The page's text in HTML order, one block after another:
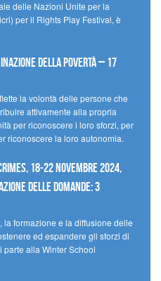
delle Nazioni Unite per la
per il Rights Play Festival, è
della povertà – 17
la volontà delle persone che
attivamente alla propria
per riconoscere i loro sforzi, per
riconoscere la loro autonomia.
18-22 novembre 2024,
delle domande: 3
formazione e la diffusione delle
ed espandere gli sforzi di
alla Winter School